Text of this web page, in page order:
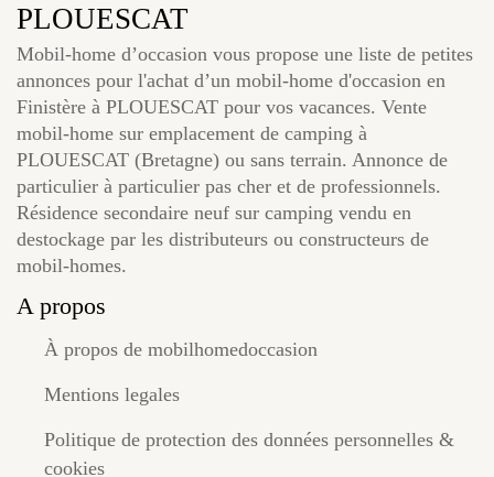
PLOUESCAT
Mobil-home d’occasion vous propose une liste de petites
annonces pour l'achat d’un mobil-home d'occasion en
Finistère à PLOUESCAT pour vos vacances. Vente
mobil-home sur emplacement de camping à
PLOUESCAT (Bretagne) ou sans terrain. Annonce de
particulier à particulier pas cher et de professionnels.
Résidence secondaire neuf sur camping vendu en
destockage par les distributeurs ou constructeurs de
mobil-homes.
A propos
À propos de mobilhomedoccasion
Mentions legales
Politique de protection des données personnelles &
cookies